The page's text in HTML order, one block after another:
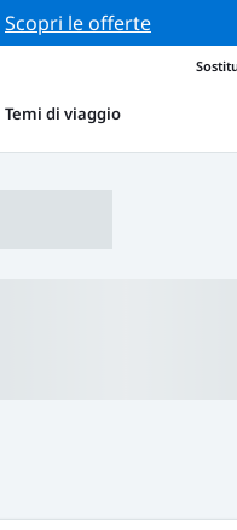
Scopri le offerte
Temi di viaggio